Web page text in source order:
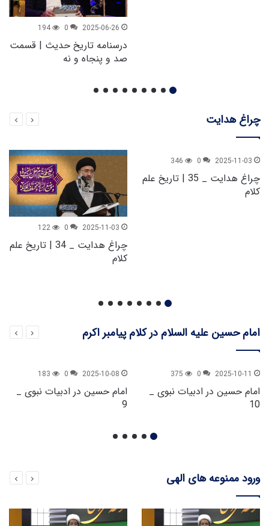
2025-06-26
0
194
درسنامه تاریخ حدیث | قسمت
صد و پنجاه و نه
چراغ هدایت
2025-11-03
0
346
چراغ هدایت _ 35 | تاریخ علم
کلام
2025-11-03
0
122
چراغ هدایت _ 34 | تاریخ علم
کلام
امام حسین علیه السلام در کلام پیامبر اکرم
2025-10-11
0
375
امام حسین در ادبیات نبوی _
10
2025-10-08
0
183
امام حسین در ادبیات نبوی _
9
ورود ممنوعه های الهی